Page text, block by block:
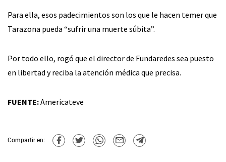
Para ella, esos padecimientos son los que le hacen temer que
Tarazona pueda “sufrir una muerte súbita”.
Por todo ello, rogó que el director de Fundaredes sea puesto
en libertad y reciba la atención médica que precisa.
FUENTE:Americateve
Compartir en: